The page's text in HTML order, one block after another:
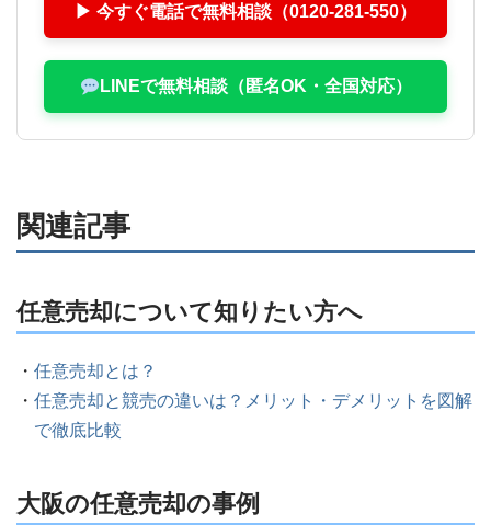
▶ 今すぐ電話で無料相談（0120-281-550）
LINEで無料相談（匿名OK・全国対応）
関連記事
任意売却について知りたい方へ
任意売却とは？
任意売却と競売の違いは？メリット・デメリットを図解
で徹底比較
大阪の任意売却の事例